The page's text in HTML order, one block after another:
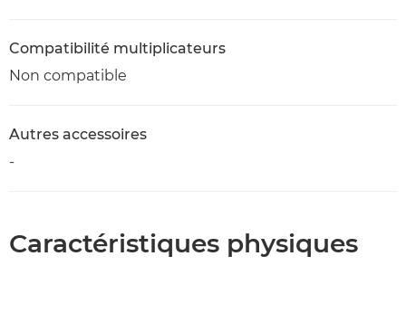
Compatibilité multiplicateurs
Non compatible
Autres accessoires
-
Caractéristiques physiques